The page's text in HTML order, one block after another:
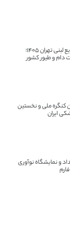
نمایشگاه بین‌المللی دام، طیور، صنایع لبنی تهران ۱۴۰۵؛
و طیور کشور
کنگره ملی و نخستین
ایران
و نمایشگاه نوآوری